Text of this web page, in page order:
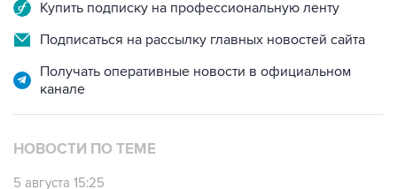
Купить подписку на профессиональную ленту
Подписаться на рассылку главных новостей сайта
Получать оперативные новости в официальном
канале
НОВОСТИ ПО ТЕМЕ
5 августа 15:25